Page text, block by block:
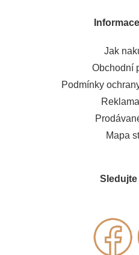
Jak
Obchodní
Podmínky
Mapa
Sledujte